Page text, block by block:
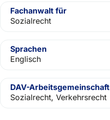
Fachanwalt für
Sozialrecht
Sprachen
Englisch
DAV-Arbeitsgemeinschaft
Sozialrecht, Verkehrsrecht